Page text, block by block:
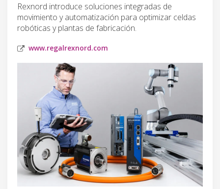
Rexnord introduce soluciones integradas de
movimiento y automatización para optimizar celdas
robóticas y plantas de fabricación.
www.regalrexnord.com